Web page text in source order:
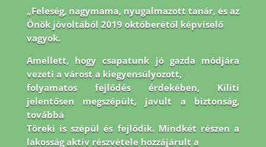
„Feleség, nagymama, nyugalmazott tanár, és az
Önök jóvoltából 2019 októberétől képviselő
vagyok.
Amellett, hogy csapatunk jó gazda módjára
vezeti a várost a kiegyensúlyozott,
folyamatos fejlődés érdekében, Kiliti
jelentősen megszépült, javult a biztonság,
továbbá
Töreki is szépül és fejlődik. Mindkét részen a
lakosság aktív részvétele hozzájárult a